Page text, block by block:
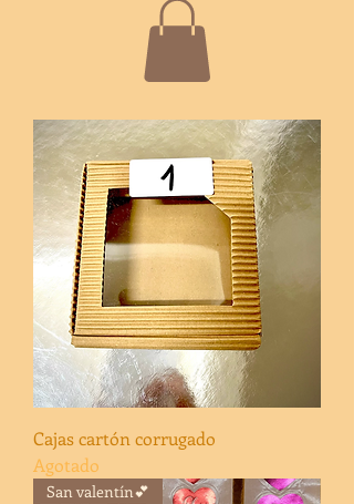
Cajas cartón corrugado
Agotado
San valentín💕